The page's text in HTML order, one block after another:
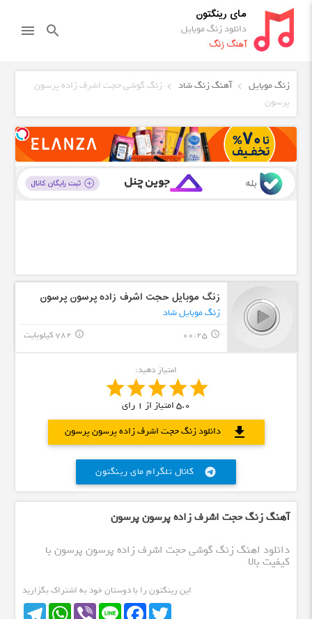
مای رینگتون
دانلود زنگ موبایل
آهنگ زنگ
search
menu
زنگ موبایل آهنگ زنگ شاد
زنگ گوشی حجت اشرف زاده پرسون
پرسون
زنگ موبایل حجت اشرف زاده پرسون پرسون
زنگ موبایل شاد
query_builder
00:25 782 کیلوبایت info_outline
امتیاز دهید:
5.0امتیاز از 1 رای
دانلود زنگ حجت اشرف زاده پرسون پرسون
download
کانال تلگرام مای رینگتون telegram
آهنگ زنگ حجت اشرف زاده پرسون پرسون
دانلود اهنگ زنگ گوشی حجت اشرف زاده پرسون پرسون با
کیفیت بالا
این رینگتون را با دوستان خود به اشتراک بگزارید
TelegramWhatsApp Viber Line
FacebookTwitter